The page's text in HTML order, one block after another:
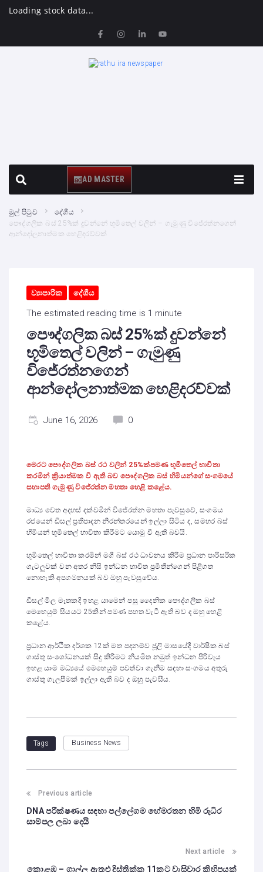
Loading stock data...
AD MASTER
මුල් පිටුව
දේශීය
පෞද්ගලික බස් 25%ක් දුවන්නේ භූමිතෙල් වලින් – ගැමුණු විජේරත්නගෙන්
ආන්දෝලනාත්මක හෙළිදරව්වක්
ව්‍යාපාරික දේශීය
The estimated reading time is 1 minute
පෞද්ගලික බස් 25%ක් දුවන්නේ
භූමිතෙල් වලින් – ගැමුණු
විජේරත්නගෙන්
ආන්දෝලනාත්මක හෙළිදරව්වක්
June 16, 2026 0
මෙරට පෞද්ගලික බස් රථ වලින් 25%ක්පමණ භූමිතෙල් භාවිතා
කරමින් ක්‍රියාත්මක වී ඇති බව පෞද්ගලික බස් හිමියන්ගේ සංගමයේ
සභාපති ගැමුණු විජේරත්න මහතා හෙළි කළේය.
මාධ්‍ය වෙත අදහස් දක්වමින් විජේරත්න මහතා පැවසුවේ, සංගමය
රජයෙන් ඩීසල් ප්‍රතිපාදන නිරන්තරයෙන් ඉල්ලා සිටිය ද, සමහර බස්
හිමියන් භූමිතෙල් භාවිතා කිරීමට යොමු වී ඇති බවයි.
භූමිතෙල් භාවිතා කරමින් මගී බස් රථ ධාවනය කිරීම ප්‍රධාන පාරිසරික
ගැටලුවක් වන අතර නිසි ඉන්ධන භාවිත ප්‍රමිතීන්ගෙන් පිළිගත
නොහැකි අපගමනයක් බව ඔහු පැවසුවේය.
ඩීසල් මිල මෑතකදී ඉහළ යාමෙන් පසු දෛනික පෞද්ගලික බස්
මෙහෙයුම් සියයට 25කින් පමණ පහත වැටී ඇති බව ද ඔහු හෙළි
කළේය.
ප්‍රධාන ආර්ථික දර්ශක 12ක් මත පදනම්ව ජූලි මාසයේදී වාර්ෂික බස්
ගාස්තු සංශෝධනයක් සිදු කිරීමට නියමිත නමුත් ඉන්ධන පිරිවැය
ඉහළ යාම මධ්‍යයේ මෙහෙයුම් පවත්වා ගැනීම සඳහා සංගමය අතුරු
ගාස්තු ගැලපීමක් ඉල්ලා ඇති බව ද ඔහු පැවසීය.
Tags Business News
Previous article
DNA පරීක්ෂණය සඳහා පල්ලේගම හේමරතන හිමි රුධිර
සාම්පල ලබා දෙයි
Next article
කොළඹ – ගාල්ල ඇතුළු දිස්ත්‍රික්ක 11කට වැසිවාර කිහිපයක්